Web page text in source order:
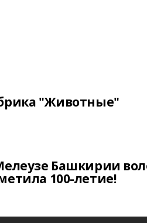
"Животные"
Башкирии
100-летие!